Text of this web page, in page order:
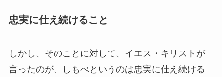
忠実に仕え続けること
しかし、そのことに対して、イエス・キリストが
言ったのが、しもべというのは忠実に仕え続ける